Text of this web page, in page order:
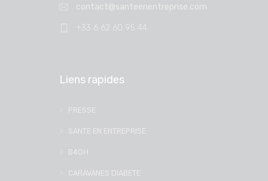
contact@santeenentreprise.com
+33 6 62 60 95 44
Liens rapides
PRESSE
SANTE EN ENTREPRISE
B4GH
CARAVANES DIABETE